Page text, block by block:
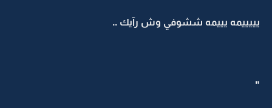
يييييمه يييمه ششوفي وش رآيك ..
"